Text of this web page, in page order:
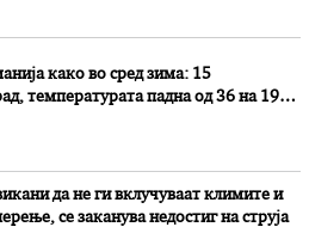
како во сред зима: 15
температурата падна од 36 на 19
да не ги вклучуваат климите и
се заканува недостиг на струја